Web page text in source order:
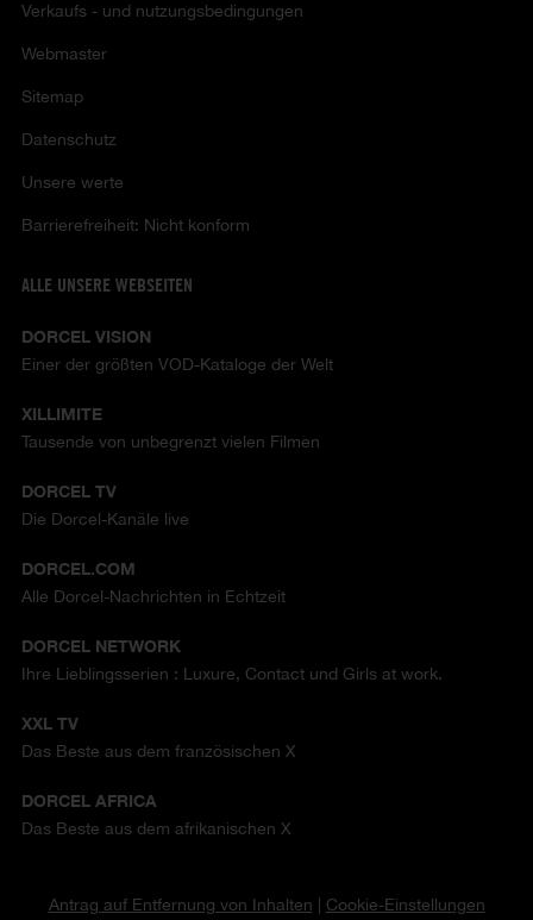
Verkaufs - und nutzungsbedingungen
Webmaster
Sitemap
Datenschutz
Unsere werte
Barrierefreiheit: Nicht konform
ALLE UNSERE WEBSEITEN
DORCEL VISION
Einer der größten VOD-Kataloge der Welt
XILLIMITE
Tausende von unbegrenzt vielen Filmen
DORCEL TV
Die Dorcel-Kanäle live
DORCEL.COM
Alle Dorcel-Nachrichten in Echtzeit
DORCEL NETWORK
Ihre Lieblingsserien : Luxure, Contact und Girls at work.
XXL TV
Das Beste aus dem französischen X
DORCEL AFRICA
Das Beste aus dem afrikanischen X
Antrag auf Entfernung von Inhalten Cookie-Einstellungen